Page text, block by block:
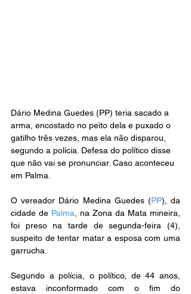
Dário Medina Guedes (PP) teria sacado a
arma, encostado no peito dela e puxado o
gatilho três vezes, mas ela não disparou,
segundo a polícia. Defesa do político disse
que não vai se pronunciar. Caso aconteceu
em Palma.
O vereador Dário Medina Guedes (PP), da
cidade de Palma, na Zona da Mata mineira,
foi preso na tarde de segunda-feira (4),
suspeito de tentar matar a esposa com uma
garrucha.
Segundo a polícia, o político, de 44 anos,
estava inconformado com o fim do